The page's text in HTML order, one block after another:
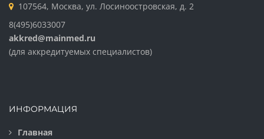
107564, Москва, ул. Лосиноостровская, д. 2
8(495)6033007
akkred@mainmed.ru
(для аккредитуемых специалистов)
ИНФОРМАЦИЯ
Главная